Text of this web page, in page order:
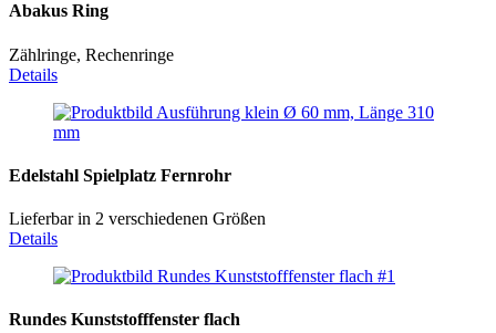
Abakus Ring
Zählringe, Rechenringe
Details
Edelstahl Spielplatz Fernrohr
Lieferbar in 2 verschiedenen Größen
Details
Rundes Kunststofffenster flach